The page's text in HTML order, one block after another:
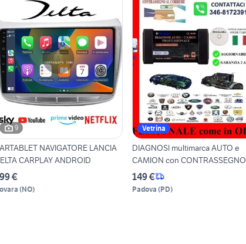
9
NAVIGATORE LANCIA
CARPLAY ANDROID
€
(NO)
Vetrina
DIAGNOSI multimarca AUTO e
CAMION con CONTRASSEGNO
149 €
Padova (PD)